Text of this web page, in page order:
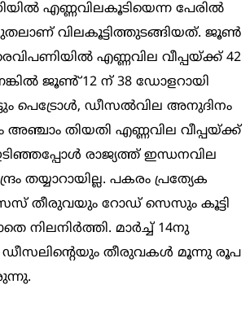
എണ്ണവിലകൂടിയെന്ന പേരില്‍
വിലകൂട്ടിത്തുടങ്ങിയത്. ജൂണ്‍
എണ്ണവില വീപ്പയ്‌ക്ക്‌ 42
ജൂൺ്‍ 12 ന് 38 ഡോളറായി
പെട്രോള്‍, ഡീസല്‍വില അനുദിനം
അഞ്ചാം തിയതി എണ്ണവില വീപ്പയ്‌ക്ക്‌
രാജ്യത്ത് ഇന്ധനവില
തയ്യാറായില്ല. പകരം പ്രത്യേക
തീരുവയും റോഡ് സെസും കൂട്ടി
നിലനിര്‍ത്തി. മാര്‍ച്ച്‌ 14നു
ഡീസലിന്റെയും തീരുവകള്‍ മൂന്നു രൂപ